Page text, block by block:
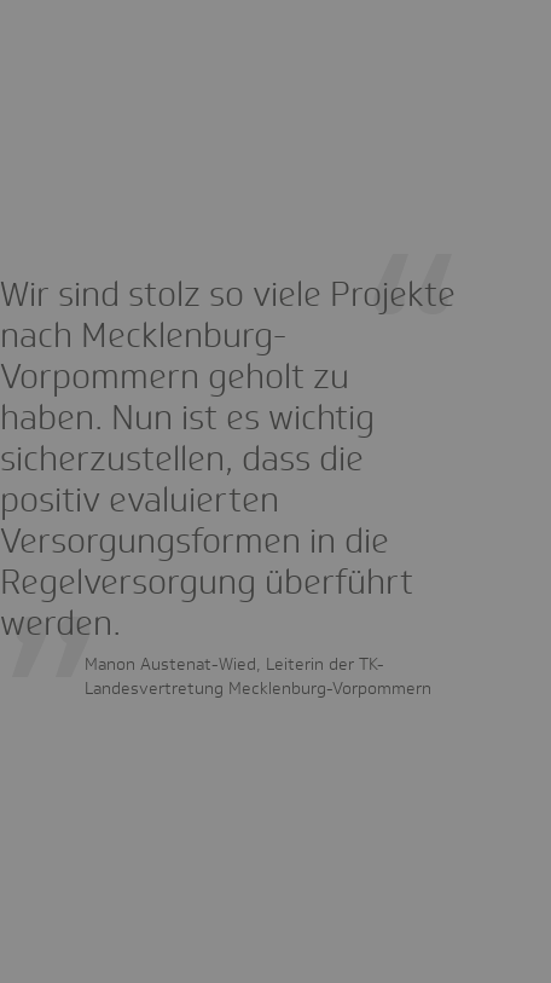
Wir sind stolz so viele Projekte
nach Mecklenburg-
Vorpommern geholt zu
haben. Nun ist es wichtig
sicherzustellen, dass die
positiv evaluierten
Versorgungsformen in die
Regelversorgung überführt
werden.
Manon Austenat-Wied, Leiterin der TK-
Landesvertretung Mecklenburg-Vorpommern